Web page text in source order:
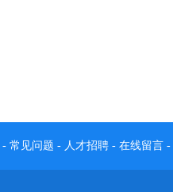
- 常见问题 - 人才招聘 - 在线留言 -